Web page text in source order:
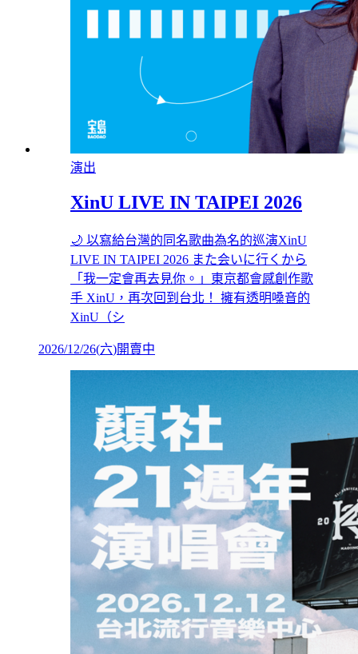
演出
XinU LIVE IN TAIPEI 2026
🌙 以寫給台灣的同名歌曲為名的巡演XinU
LIVE IN TAIPEI 2026 また会いに行くから
「我一定會再去見你。」東京都會感創作歌
手 XinU，再次回到台北！ 擁有透明嗓音的
XinU（シ
2026/12/26(六)開賣中